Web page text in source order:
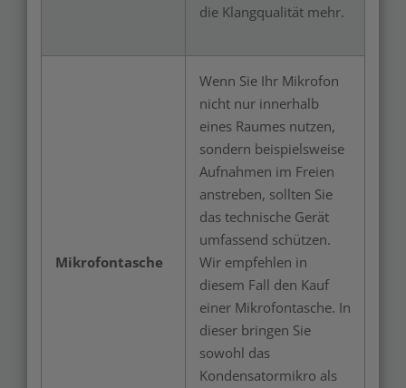
die Klangqualität mehr.
Mikrofontasche
Wenn Sie Ihr Mikrofon
nicht nur innerhalb
eines Raumes nutzen,
sondern beispielsweise
Aufnahmen im Freien
anstreben, sollten Sie
das technische Gerät
umfassend schützen.
Wir empfehlen in
diesem Fall den Kauf
einer Mikrofontasche. In
dieser bringen Sie
sowohl das
Kondensatormikro als